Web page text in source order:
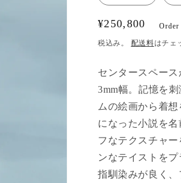
通
常
格
¥250,800
Order
税込み。 配送料はチェ
センタースペー
3mm幅。記憶を
ムの絵画から着
になった小説を
フなテクスチャ
ンなテイストを
指馴染みが良く